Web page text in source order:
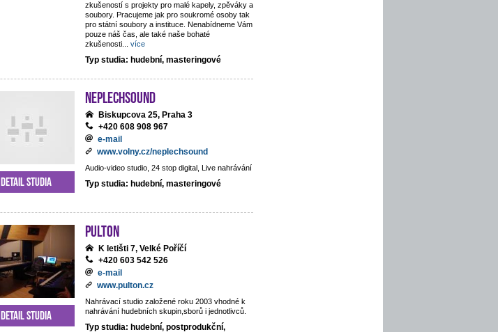
zkušeností s projekty pro malé kapely, zpěváky a
soubory. Pracujeme jak pro soukromé osoby tak
pro státní soubory a instituce. Nenabídneme Vám
pouze náš čas, ale také naše bohaté
zkušenosti
více
Typ studia: hudební, masteringové
NEPLECHSOUND
Biskupcova 25, Praha 3
+420 608 908 967
e-mail
www.volny.cz/neplechsound
Audio-video studio, 24 stop digital, Live nahrávání
Typ studia: hudební, masteringové
Detail studia
Pulton
K letišti 7, Velké Poříčí
+420 603 542 526
e-mail
www.pulton.cz
Nahrávací studio založené roku 2003 vhodné k
nahrávání hudebních skupin,sborů i jednotlivců.
Typ studia: hudební, postprodukční,
Detail studia